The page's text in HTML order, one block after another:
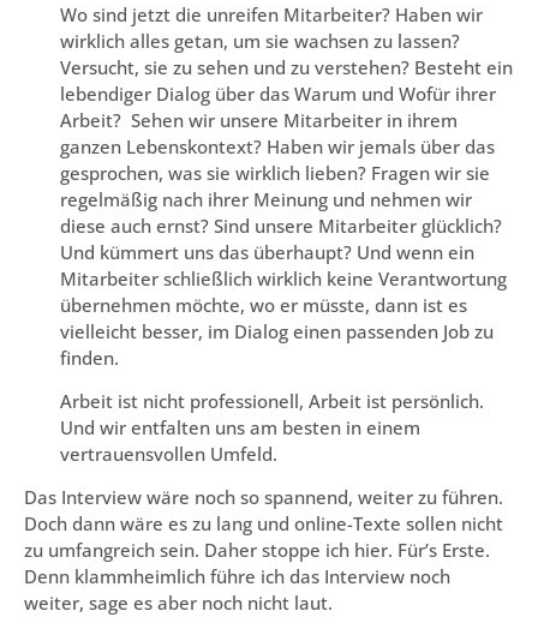
Wo sind jetzt die unreifen Mitarbeiter? Haben wir
wirklich alles getan, um sie wachsen zu lassen?
Versucht, sie zu sehen und zu verstehen? Besteht ein
lebendiger Dialog über das Warum und Wofür ihrer
Arbeit? Sehen wir unsere Mitarbeiter in ihrem
ganzen Lebenskontext? Haben wir jemals über das
gesprochen, was sie wirklich lieben? Fragen wir sie
regelmäßig nach ihrer Meinung und nehmen wir
diese auch ernst? Sind unsere Mitarbeiter glücklich?
Und kümmert uns das überhaupt? Und wenn ein
Mitarbeiter schließlich wirklich keine Verantwortung
übernehmen möchte, wo er müsste, dann ist es
vielleicht besser, im Dialog einen passenden Job zu
finden.
Arbeit ist nicht professionell, Arbeit ist persönlich.
Und wir entfalten uns am besten in einem
vertrauensvollen Umfeld.
Das Interview wäre noch so spannend, weiter zu führen.
Doch dann wäre es zu lang und online-Texte sollen nicht
zu umfangreich sein. Daher stoppe ich hier. Für’s Erste.
Denn klammheimlich führe ich das Interview noch
weiter, sage es aber noch nicht laut.